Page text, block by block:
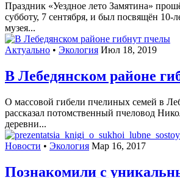
Праздник «Уездное лето Замятина»
субботу, 7 сентября, и был посвящён 10-
музея...
Актуально • Экология Июл 18, 2019
В Лебедянском районе
О массовой гибели пчелиных семей в
рассказал потомственный пчеловод
деревни...
Новости • Экология Мар 16, 2017
Познакомили с